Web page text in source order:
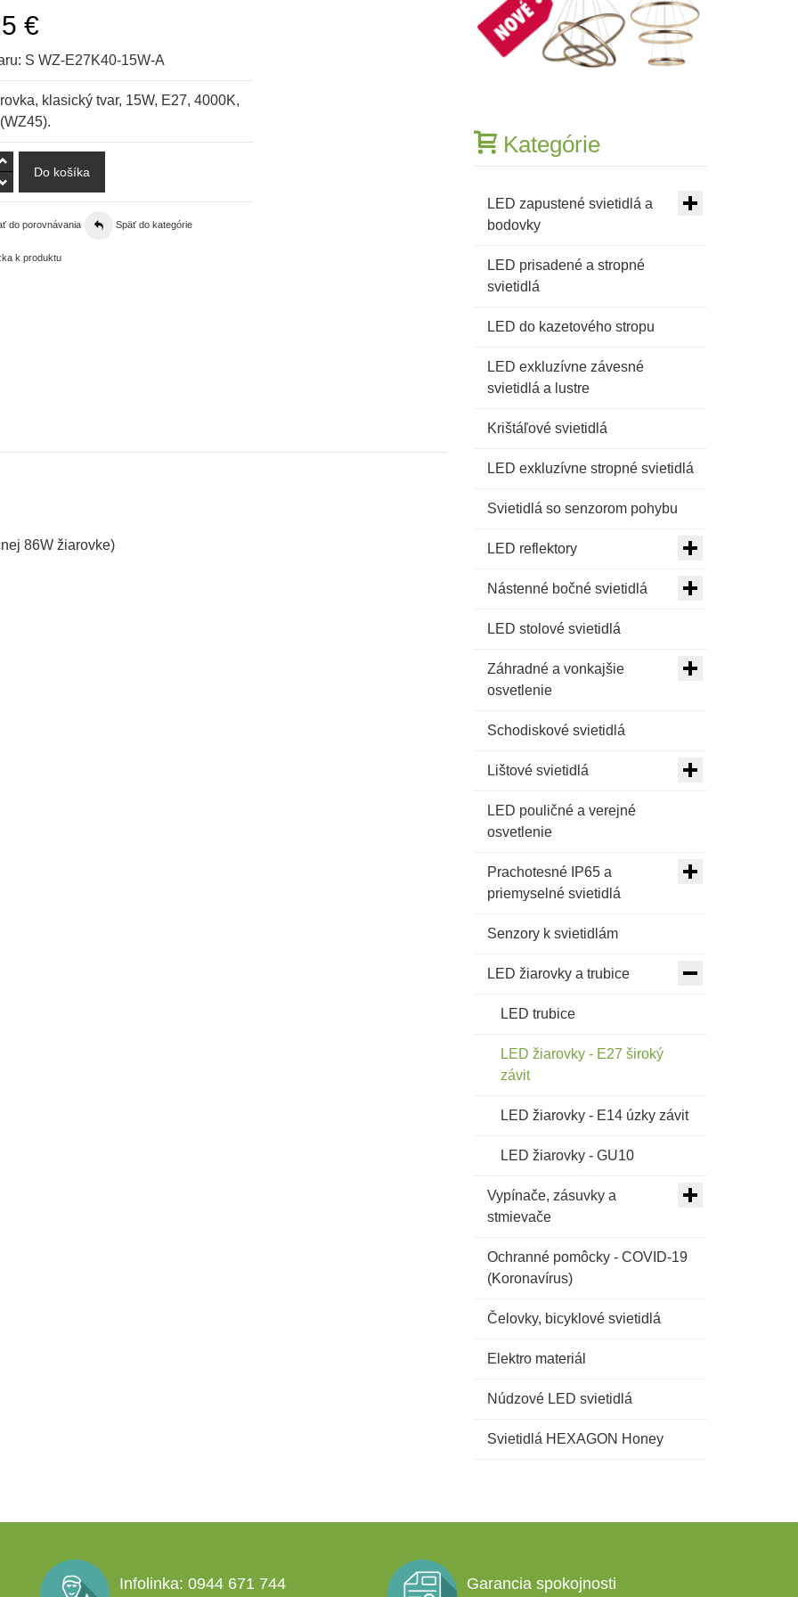
€
S WZ-E27K40-15W-A
klasický tvar, 15W, E27, 4000K,
do porovnávania Späť do kategórie
k produktu
86W žiarovke)
Kategórie
LED zapustené svietidlá a
bodovky
LED prisadené a stropné
svietidlá
LED do kazetového stropu
LED exkluzívne závesné
svietidlá a lustre
Krištáľové svietidlá
LED exkluzívne stropné svietidlá
Svietidlá so senzorom pohybu
LED reflektory
Nástenné bočné svietidlá
LED stolové svietidlá
Záhradné a vonkajšie
osvetlenie
Schodiskové svietidlá
Lištové svietidlá
LED pouličné a verejné
osvetlenie
Prachotesné IP65 a
priemyselné svietidlá
Senzory k svietidlám
LED žiarovky a trubice
LED trubice
LED žiarovky - E27 široký
závit
LED žiarovky - E14 úzky závit
LED žiarovky - GU10
Vypínače, zásuvky a
stmievače
Ochranné pomôcky - COVID-19
(Koronavírus)
Čelovky, bicyklové svietidlá
Elektro materiál
Núdzové LED svietidlá
Svietidlá HEXAGON Honey
Infolinka: 0944 671 744 Garancia spokojnosti